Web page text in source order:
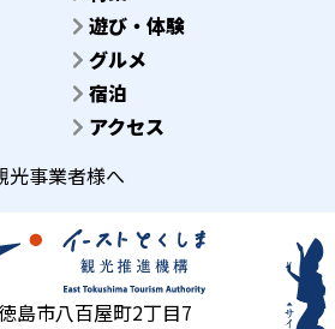
遊び・体験
グルメ
宿泊
アクセス
光事業者様へ
島市八百屋町2丁目7